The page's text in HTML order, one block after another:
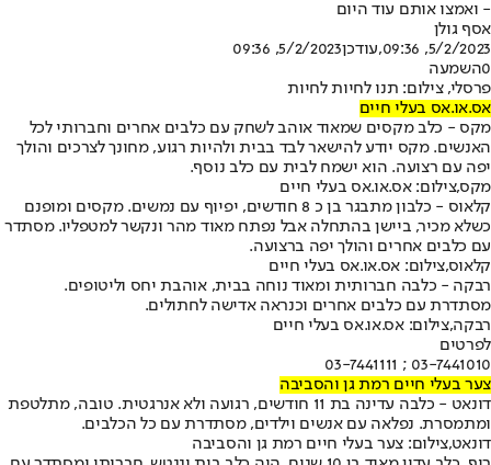
- ואמצו אותם עוד היום
אסף גולן
5/2/2023, 09:36
,עודכן5/2/2023, 09:36
0השמעה
פרסלי, צילום: תנו לחיות לחיות
אס.או.אס בעלי חיים
מקס - כלב מקסים שמאוד אוהב לשחק עם כלבים אחרים וחברותי לכל
האנשים. מקס יודע להישאר לבד בבית ולהיות רגוע, מחונך לצרכים והולך
יפה עם רצועה. הוא ישמח לבית עם כלב נוסף.
מקס,צילום: אס.או.אס בעלי חיים
קלאוס - כלבון מתבגר בן כ 8 חודשים, יפיוף עם נמשים. מקסים ומופנם
כשלא מכיר, ביישן בהתחלה אבל נפתח מאוד מהר ונקשר למטפליו. מסתדר
עם כלבים אחרים והולך יפה ברצועה.
קלאוס,צילום: אס.או.אס בעלי חיים
רבקה - כלבה חברותית ומאוד נוחה בבית, אוהבת יחס וליטופים.
מסתדרת עם כלבים אחרים וכנראה אדישה לחתולים.
רבקה,צילום: אס.או.אס בעלי חיים
לפרטים
03-7441010 ; 03-7441111
צער בעלי חיים רמת גן והסביבה
דונאט - כלבה עדינה בת 11 חודשים, רגועה ולא אנרגטית. טובה, מתלטפת
ומתמסרת. נפלאה עם אנשים וילדים, מסתדרת עם כל הכלבים.
דונאט,צילום: צער בעלי חיים רמת גן והסביבה